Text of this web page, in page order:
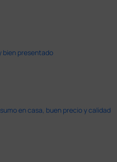
bien presentado
en casa, buen precio y calidad